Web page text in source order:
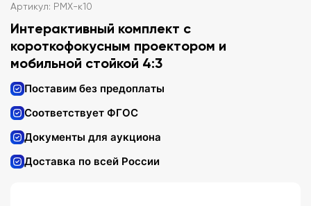
Артикул: PMX-к10
Интерактивный комплект с
короткофокусным проектором и
мобильной стойкой 4:3
Поставим без предоплаты
Соответствует ФГОС
Документы для аукциона
Доставка по всей России